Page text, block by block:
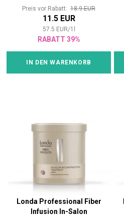
Preis vor Rabatt: 18.9 EUR
11.5 EUR
57.5 EUR/1
RABATT 39%
IN DEN WARENKORB
Londa Professional Fiber
Infusion In-Salon